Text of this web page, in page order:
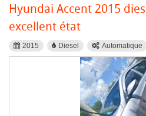
Hyundai Accent 2015
excellent état
2015 Diesel Automatique